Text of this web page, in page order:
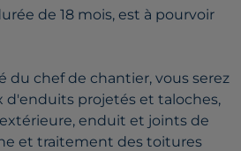
de 18 mois, est à pourvoir
du chef de chantier, vous serez
d'enduits projetés et taloches,
enduit et joints de
et traitement des toitures